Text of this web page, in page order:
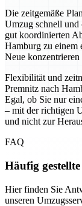
Die zeitgemäße
Umzug schnell und
gut koordinierten
Hamburg zu einem
Neue
Flexibilität und
Premnitz nach
Egal, ob Sie nur
– mit der richtigen
und nicht zur
FAQ
Häufig
Hier finden Sie
unseren